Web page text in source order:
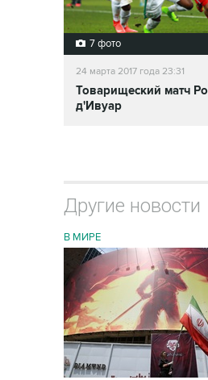
7 фото
24 марта 2017 года 23:31
Товарищеский матч
д'Ивуар
Другие новости
В МИРЕ